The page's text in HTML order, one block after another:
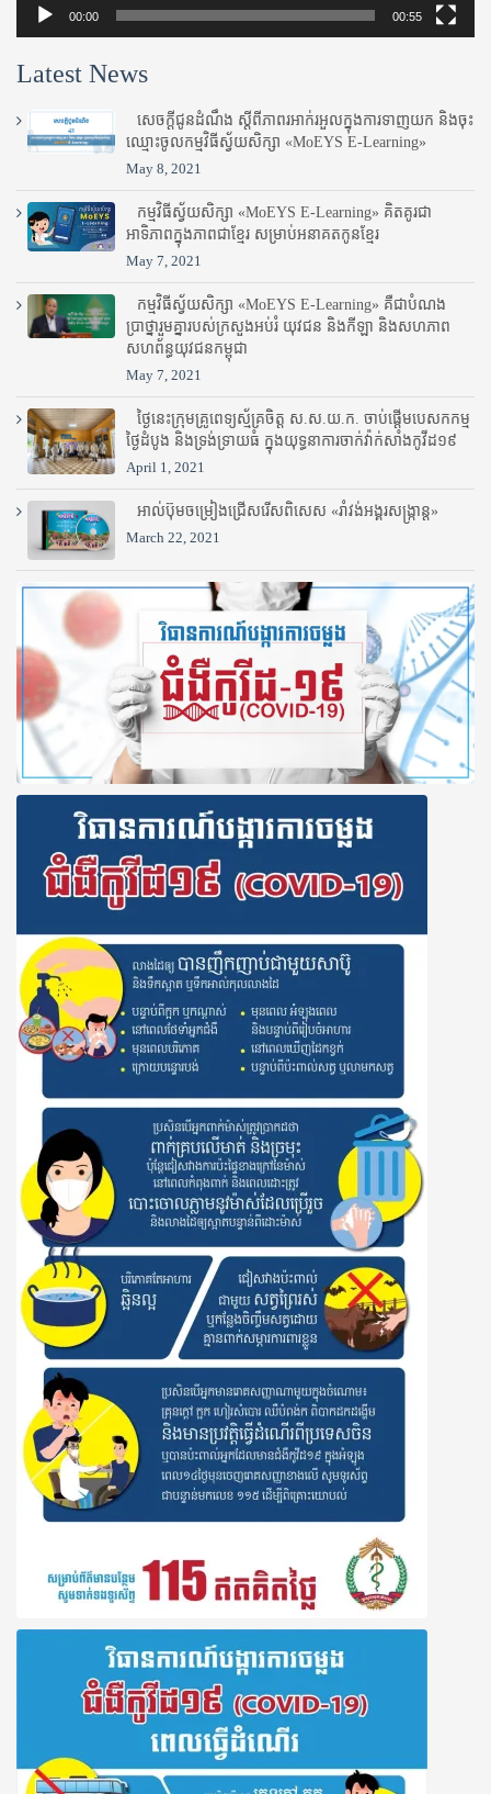
00:00 00:55
Latest News
សេចក្តីជូនដំណឹង ស្តី​ពីភាព​រអាក់រអួល​ក្នុងការ​ទាញ​យក និង​ចុះ​
ឈ្មោះ​ចូល​កម្មវិធី​ស្វ័យសិក្សា «MoEYS E-Learning»
May 8, 2021
កម្មវិធីស្វ័យសិក្សា «MoEYS E-Learning» គិតគូរជា
អាទិភាពក្នុងភាពជាខ្មែរ សម្រាប់អនាគតកូនខ្មែរ
May 7, 2021
កម្មវិធីស្វ័យសិក្សា «MoEYS E-Learning» គឺជាបំណង
ប្រាថ្នារួមគ្នារបស់ក្រសួងអប់រំ​ យុវជន និងកីឡា និងសហភាព
សហព័ន្ធយុវជនកម្ពុជា
May 7, 2021
ថ្ងៃនេះក្រុមគ្រូពេទ្យស្ម័គ្រចិត្ត ស.ស.យ.ក. ចាប់ផ្តើមបេសកកម្ម
ថ្ងៃដំបូង និងទ្រង់ទ្រាយធំ ក្នុងយុទ្ធនាការចាក់វ៉ាក់សាំងកូវីដ១៩
April 1, 2021
អាល់ប៊ុមចម្រៀងជ្រើសរើសពិសេស «រាំវង់អង្គរសង្ក្រាន្ត»
March 22, 2021